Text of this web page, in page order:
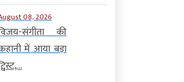
08, 2026
संगीता की
में आया बड़ा